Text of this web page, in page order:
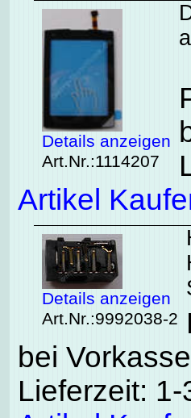
Details anzeigen
Art.Nr.:1114207
Artikel
Details anzeigen
Art.Nr.:9992038-2
bei
Lieferzeit: